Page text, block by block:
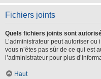
Fichiers joints
Quels fichiers joints sont
L’administrateur peut autoriser
vous n’êtes pas sûr de ce qui est
l’administrateur pour plus
Haut